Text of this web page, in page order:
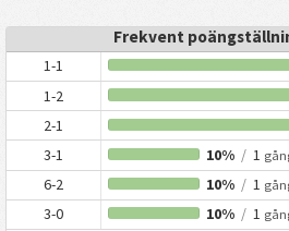
Frekvent
1-1
1-2
2-1
3-1 10% /1
6-2 10% /1
3-0 10% /1